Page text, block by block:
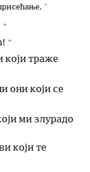
+
+
+
који траже
они који се
ми злурадо
који те